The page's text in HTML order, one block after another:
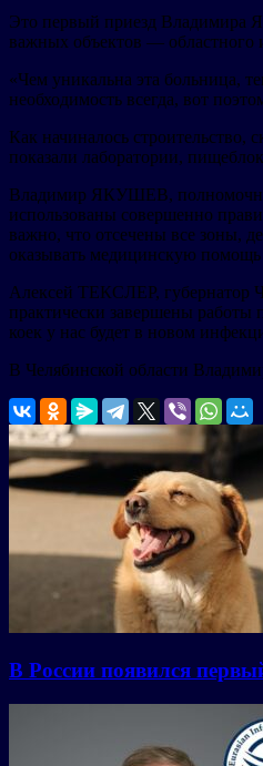
Это первый приезд Владимира
важных объектов — областного
«Чем уникальна эта больница,
необходимость всегда, вот
Как начиналось строительство,
показали лаборатории,
Владимир ЯКУШЕВ, полномочный
использованы совершенно
важно, что отсечены все зоны,
оказывать медицинскую
Алексей ТЕКСЛЕР, губернатор
практически завершены работы
коек у нас будет в новом
В Челябинской области
В России появился